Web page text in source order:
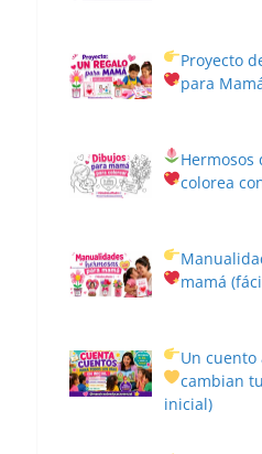
Proyecto
para
Hermosos
colorea
mamá
Un
cambian
inicial)